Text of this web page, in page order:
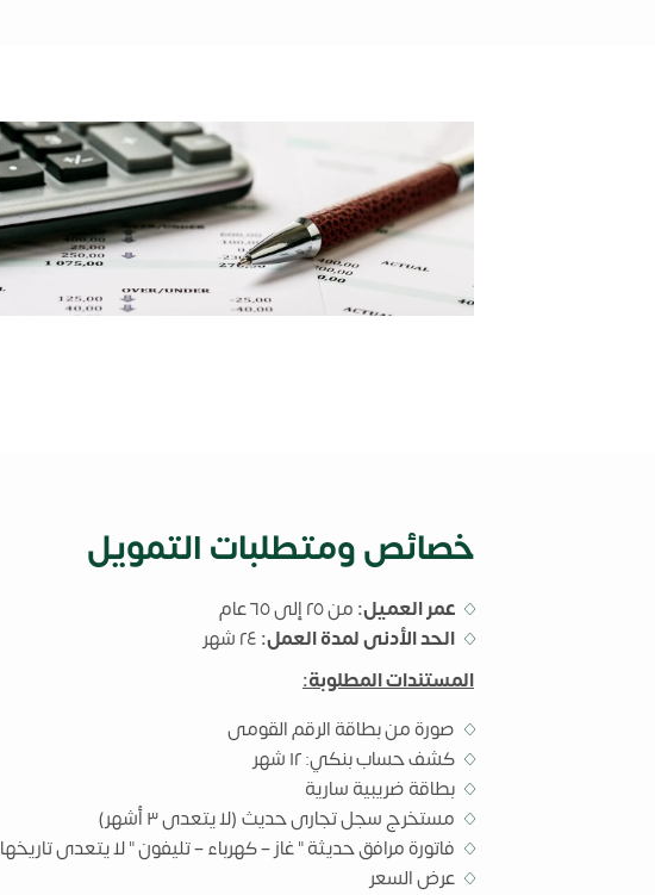
خصائص ومتطلبات التمويل
عمر العميل:من ٢٥ إلى ٦٥ عام
الحد الأدنى لمدة العمل:
المستندات المطلوبة:
صورة من بطاقة الرقم القومى
كشف حساب بنكي: ١٢ شهر
بطاقة ضريبية سارية
مستخرج سجل تجارى حديث (لا يتعدى ٣ أشهر)
فاتورة مرافق حديثة " غاز – كهرباء – تليفون " لا يتعدى تاريخها ٣ أشهر
عرض السعر